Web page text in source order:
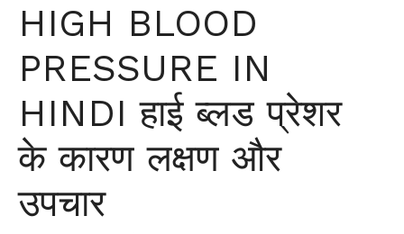
HIGH BLOOD
PRESSURE IN
HINDI हाई ब्लड प्रेशर
के कारण लक्षण और
उपचार